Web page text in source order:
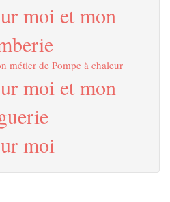
moi et mon
métier de Pompe à chaleur
moi et mon
moi